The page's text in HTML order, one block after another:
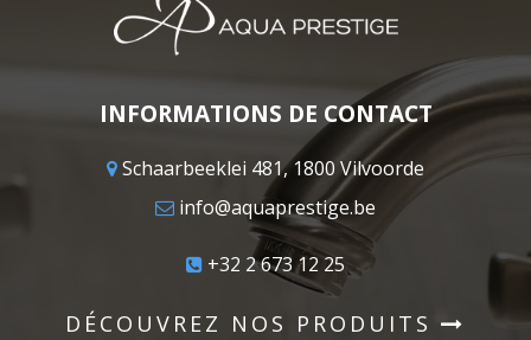
INFORMATIONS DE CONTACT
Schaarbeeklei 481, 1800 Vilvoorde
info@aquaprestige.be
+32 2 673 12 25
DÉCOUVREZ NOS PRODUITS